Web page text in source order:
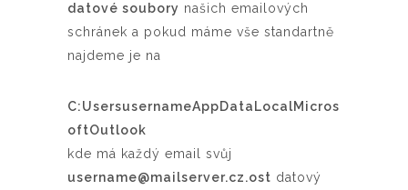
datové soubory našich emailových
schránek a pokud máme vše standartně
najdeme je na
C:UsersusernameAppDataLocalMicros
oftOutlook
kde má každý email svůj
username@mailserver.cz.ost datový